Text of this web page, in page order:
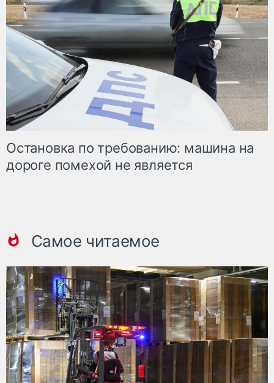
Остановка по требованию: машина на
дороге помехой не является
Самое читаемое